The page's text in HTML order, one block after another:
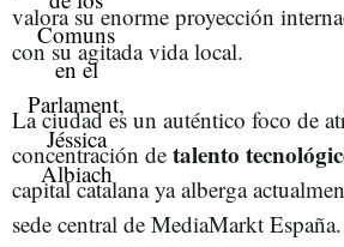
valora su enorme proyección
con su agitada vida local.
La ciudad es un auténtico foco de
concentración de talento
capital catalana ya alberga
sede central de MediaMarkt España.